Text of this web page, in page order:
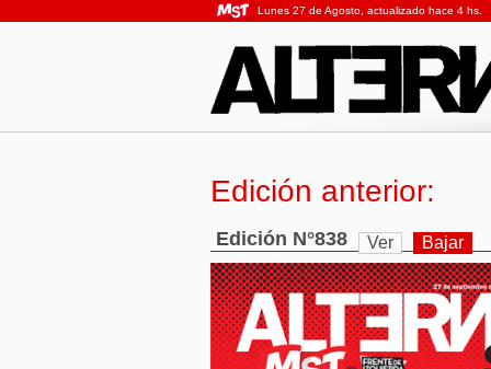
Lunes 27 de Agosto, actualizado hace 4 hs.
Edición anterior:
Edición N°838 Ver Bajar